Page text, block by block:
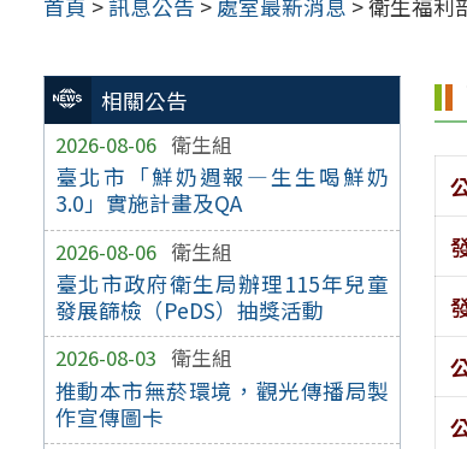
首頁 >訊息公告 > 處室最新消息 >衛生福利
相關公告
2026-08-06 衛生組
臺北市「鮮奶週報—生生喝鮮奶
3.0」實施計畫及QA
2026-08-06 衛生組
臺北市政府衛生局辦理115年兒童
發展篩檢（PeDS）抽獎活動
2026-08-03 衛生組
推動本市無菸環境，觀光傳播局製
作宣傳圖卡